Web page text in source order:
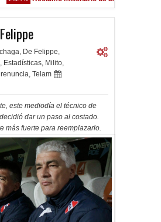
, De Felippe,
, Estadísticas, Milito,
renuncia, Telam
este mediodía el técnico de
dar un paso al costado.
más fuerte para reemplazarlo.